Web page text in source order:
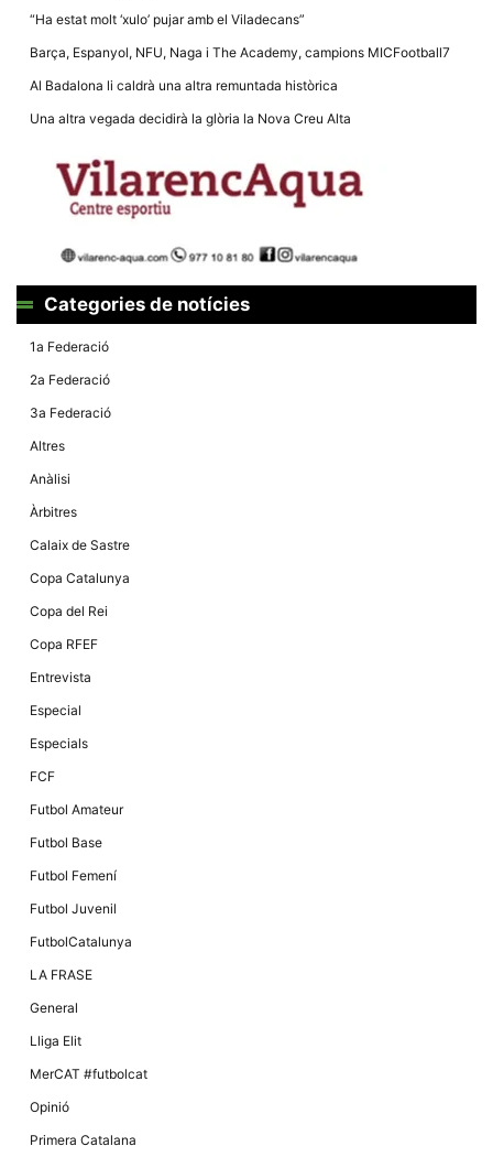
“Ha estat molt ‘xulo’ pujar amb el Viladecans”
Barça, Espanyol, NFU, Naga i The Academy, campions MICFootball7
Al Badalona li caldrà una altra remuntada històrica
Una altra vegada decidirà la glòria la Nova Creu Alta
Categories de notícies
1a Federació
2a Federació
3a Federació
Altres
Anàlisi
Àrbitres
Calaix de Sastre
Copa Catalunya
Copa del Rei
Copa RFEF
Entrevista
Especial
Especials
FCF
Futbol Amateur
Futbol Base
Futbol Femení
Futbol Juvenil
FutbolCatalunya
LA FRASE
General
Lliga Elit
MerCAT #futbolcat
Opinió
Primera Catalana
Necessàries
Aquestes
cookies no
són
opcionals,
són
funcionament
tècnic de la
web.